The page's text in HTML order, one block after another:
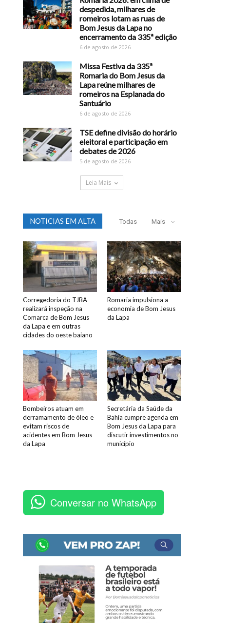
despedida, milhares de
romeiros lotam as ruas de
Bom Jesus da Lapa no
encerramento da 335ª edição
6 de agosto de 2026
Missa Festiva da 335ª
Romaria do Bom Jesus da
Lapa reúne milhares de
romeiros na Esplanada do
Santuário
6 de agosto de 2026
TSE define divisão do horário
eleitoral e participação em
debates de 2026
5 de agosto de 2026
Leia Mais
NOTICIAS EM ALTA Todas Mais
Corregedoria do TJBA
realizará inspeção na
Comarca de Bom Jesus
da Lapa e em outras
cidades do oeste baiano
Romaria impulsiona a
economia de Bom Jesus
da Lapa
Bombeiros atuam em
derramamento de óleo e
evitam riscos de
acidentes em Bom Jesus
da Lapa
Secretária da Saúde da
Bahia cumpre agenda em
Bom Jesus da Lapa para
discutir investimentos no
município
Conversar no WhatsApp